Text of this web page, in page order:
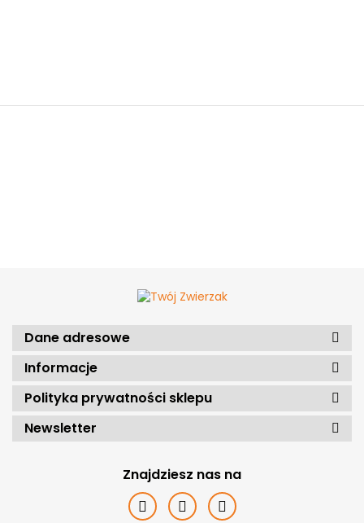
Dane adresowe
Informacje
Polityka prywatności sklepu
Newsletter
Znajdziesz nas na